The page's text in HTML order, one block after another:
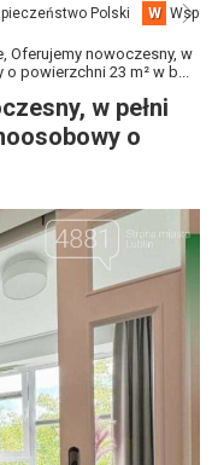
Polski W
Oferujemy nowoczesny, w
powierzchni 23 m² w b...
w pełni
o